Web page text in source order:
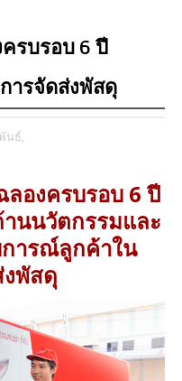
รบรอบ 6 ปี
ารจัดส่งพัสดุ
นธ์,
ลองครบรอบ 6 ปี
นนวัตกรรมและ
ารณ์ลูกค้าใน
พัสดุ